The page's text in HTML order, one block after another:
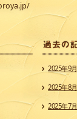
2025年9月
2025年8月
2025年7月